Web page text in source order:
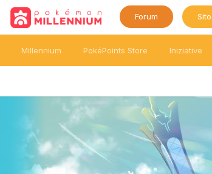
Forum Sito
Millennium PokéPoints Store Iniziative